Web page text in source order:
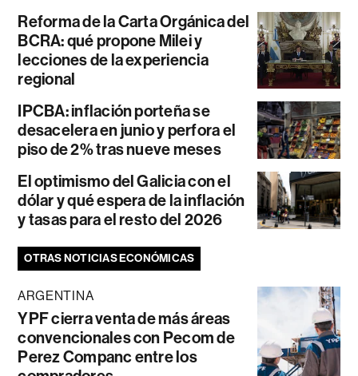
Reforma de la Carta Orgánica del
BCRA: qué propone Milei y
lecciones de la experiencia
regional
IPCBA: inflación porteña se
desacelera en junio y perfora el
piso de 2% tras nueve meses
El optimismo del Galicia con el
dólar y qué espera de la inflación
y tasas para el resto del 2026
OTRAS NOTICIAS ECONÓMICAS
ARGENTINA
YPF cierra venta de más áreas
convencionales con Pecom de
Perez Companc entre los